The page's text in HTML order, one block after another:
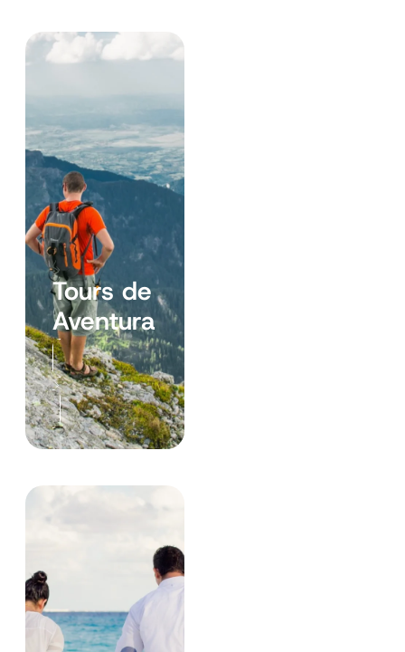
Tours de
Aventura